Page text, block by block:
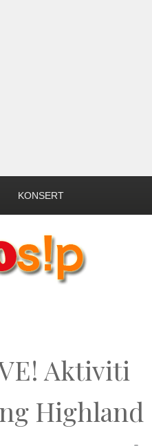
KONSERT
Aktiviti
Highland